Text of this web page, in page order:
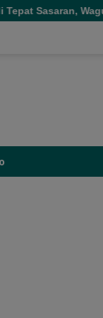
Malut